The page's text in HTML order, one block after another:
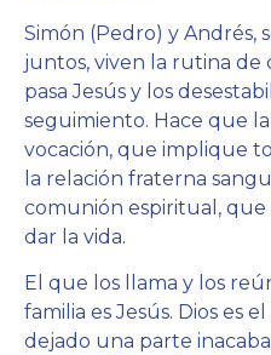
Simón (Pedro) y Andrés,
juntos, viven la rutina de
pasa Jesús y los
seguimiento. Hace que
vocación, que implique
la relación fraterna
comunión espiritual,
dar la vida.
El que los llama y los
familia es Jesús. Dios es
dejado una parte